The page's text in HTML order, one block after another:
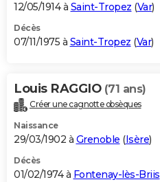
12/05/1914 à Saint-Tropez (Var)
Décès
07/11/1975 à Saint-Tropez (Var)
Louis RAGGIO (71 ans)
Créer une cagnotte obsèques
Naissance
29/03/1902 à Grenoble (Isère)
Décès
01/02/1974 à Fontenay-lès-Briis